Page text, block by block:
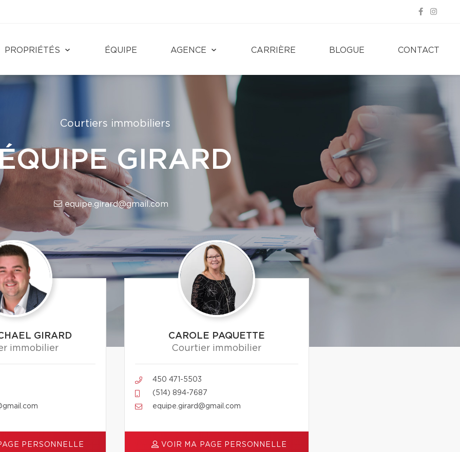
PROPRIÉTÉS ÉQUIPE AGENCE CARRIÈRE BLOGUE CONTACT
Courtiers immobiliers
GIRARD
equipe.girard@gmail.com
GIRARD
immobilier
PERSONNELLE
CAROLE PAQUETTE
Courtier immobilier
450 471-5503
(514) 894-7687
equipe.girard@gmail.com
VOIR MA PAGE PERSONNELLE